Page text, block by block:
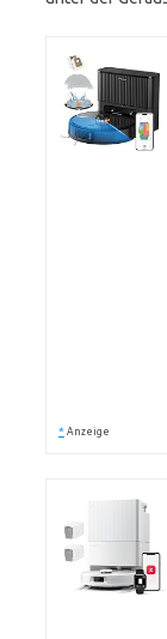
* Anzeige